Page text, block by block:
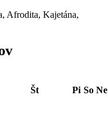
Afrodita, Kajetána,
Št Pi So Ne